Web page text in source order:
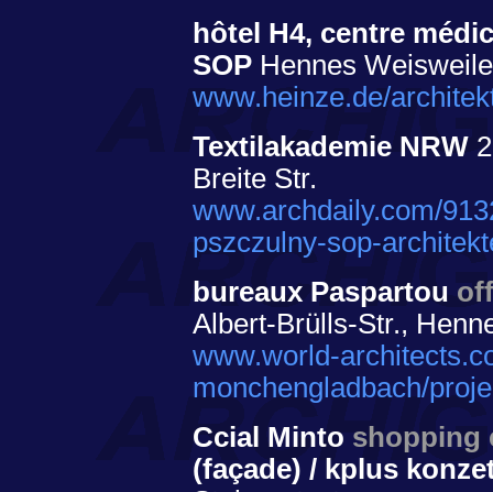
hôtel H4, centre
SOP Hennes
www.heinze.de/
Textilakademie NRW
Breite Str.
www.archdaily.com/
pszczulny-sop-
bureaux Paspartou
Albert-Brülls-Str.,
www.world-
monchengladbach/
Ccial Minto shopping
(façade) / kplus